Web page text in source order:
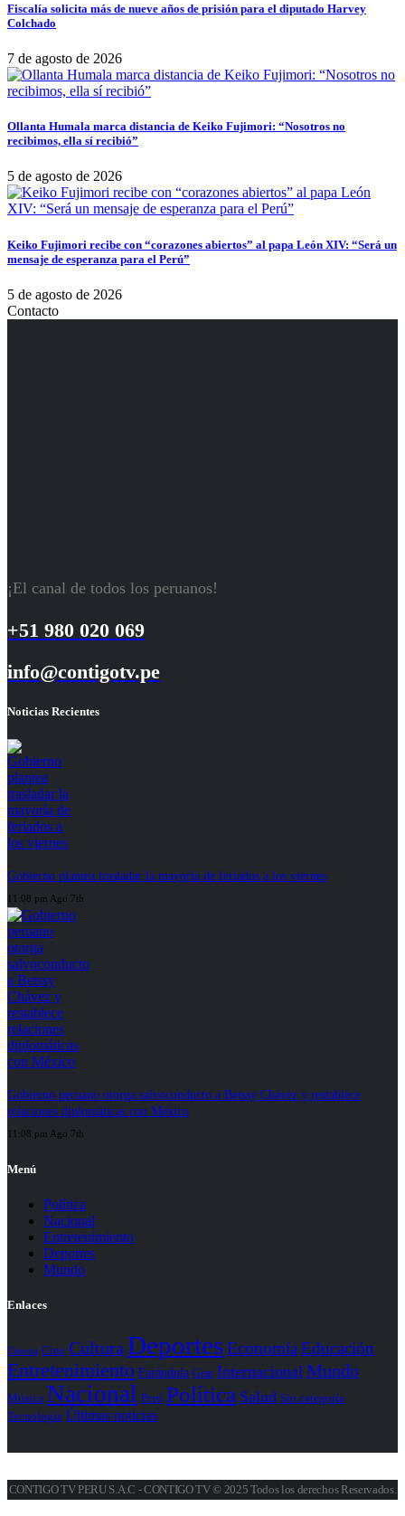
Fiscalía solicita más de nueve años de prisión para el diputado Harvey
Colchado
7 de agosto de 2026
Ollanta Humala marca distancia de Keiko Fujimori: “Nosotros no
recibimos, ella sí recibió”
5 de agosto de 2026
Keiko Fujimori recibe con “corazones abiertos” al papa León XIV: “Será un
mensaje de esperanza para el Perú”
5 de agosto de 2026
Contacto
¡El canal de todos los peruanos!
+51 980 020 069
info@contigotv.pe
Noticias Recientes
Gobierno plantea trasladar la mayoría de feriados a los viernes
11:08 pm Ago 7th
Gobierno peruano otorga salvoconducto a Betssy Chávez y restablece
relaciones diplomáticas con México
11:08 pm Ago 7th
Menú
Política
Nacional
Entretenimiento
Deportes
Mundo
Enlaces
Ciencia Cine Cultura DeportesEconomía Educación
Entretenimiento Farándula Gear Internacional Mundo
Música Nacional Perú Política Salud Sin categoría
Tecnología Últimas noticias
CONTIGO TV PERU S.A.C - CONTIGO TV © 2025 Todos los derechos Reservados.